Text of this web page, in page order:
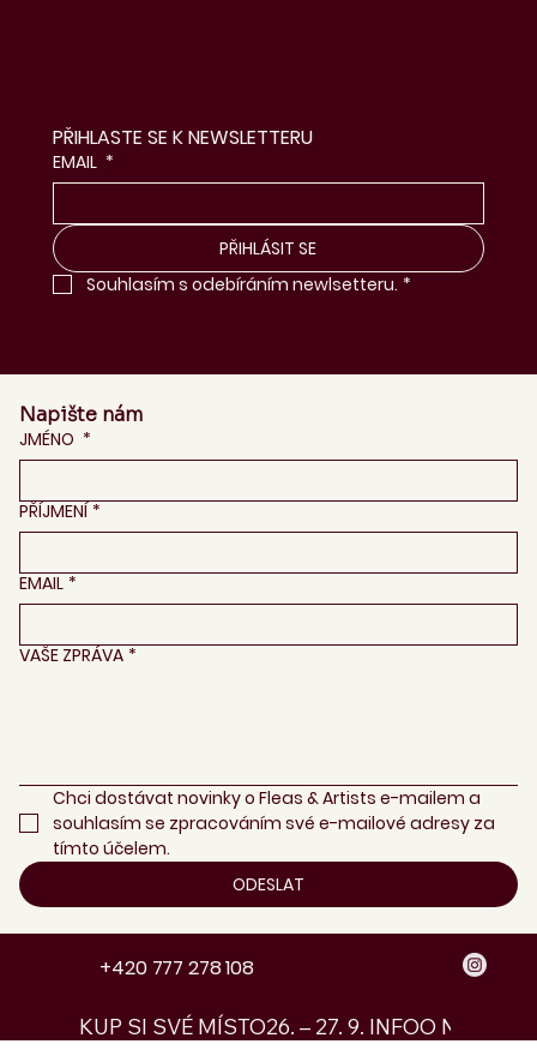
PŘIHLASTE SE K NEWSLETTERU
EMAIL *
PŘIHLÁSIT SE
Souhlasím s odebíráním newlsetteru. *
Napište nám
JMÉNO *
PŘÍJMENÍ *
EMAIL *
VAŠE ZPRÁVA *
Chci dostávat novinky o Fleas & Artists e-mailem a
souhlasím se zpracováním své e-mailové adresy za
tímto účelem.
ODESLAT
+420 777 278 108
KUP SI SVÉ MÍSTO26. – 27. 9. INFOO NÁS